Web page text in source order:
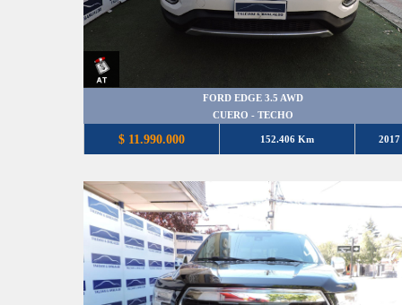
FORD EDGE 3.5 AWD
CUERO - TECHO
$ 11.990.000 152.406 Km 2017